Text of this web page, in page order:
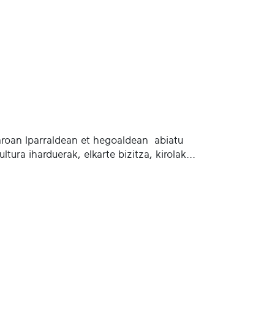
Iparraldean et hegoaldean abiatu
iharduerak, elkarte bizitza, kirolak...